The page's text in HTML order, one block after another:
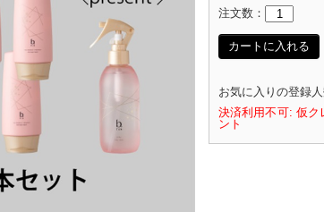
注文数：
カートに入れる
お気に入りの登録
決済利用不可: 仮ク
ント